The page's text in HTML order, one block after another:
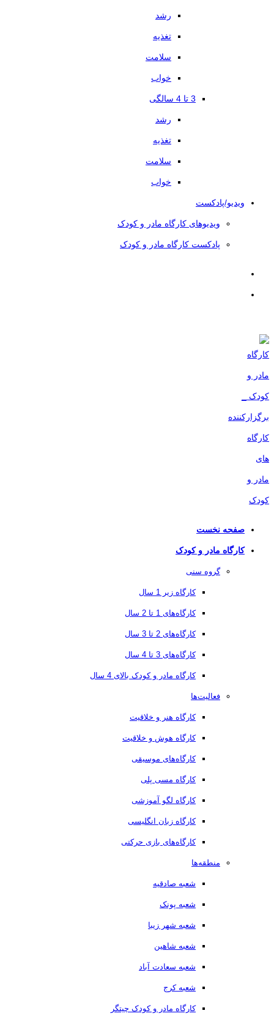
رشد
تغذیه
سلامت
خواب
3 تا 4 سالگی
رشد
تغذیه
سلامت
خواب
ویدیو/پادکست
ویدیوهای کارگاه مادر و کودک
پادکست کارگاه مادر و کودک
صفحه نخست
کارگاه مادر و کودک
گروه سنی
کارگاه زیر 1 سال
کارگاه‌های 1 تا 2 سال
کارگاه‌های 2 تا 3 سال
کارگاه‌های 3 تا 4 سال
کارگاه مادر و کودک بالای 4 سال
فعالیت‌ها
کارگاه هنر و خلاقیت
کارگاه هوش و خلاقیت
کارگاه‌های موسیقی
کارگاه مسی پلی
کارگاه لگو آموزشی
کارگاه زبان انگلیسی
کارگاه‌های بازی حرکتی
منطقه‌ها
شعبه صادقیه
شعبه پونک
شعبه شهر زیبا
شعبه شاهین
شعبه سعادت آباد
شعبه کرج
کارگاه مادر و کودک چیتگر